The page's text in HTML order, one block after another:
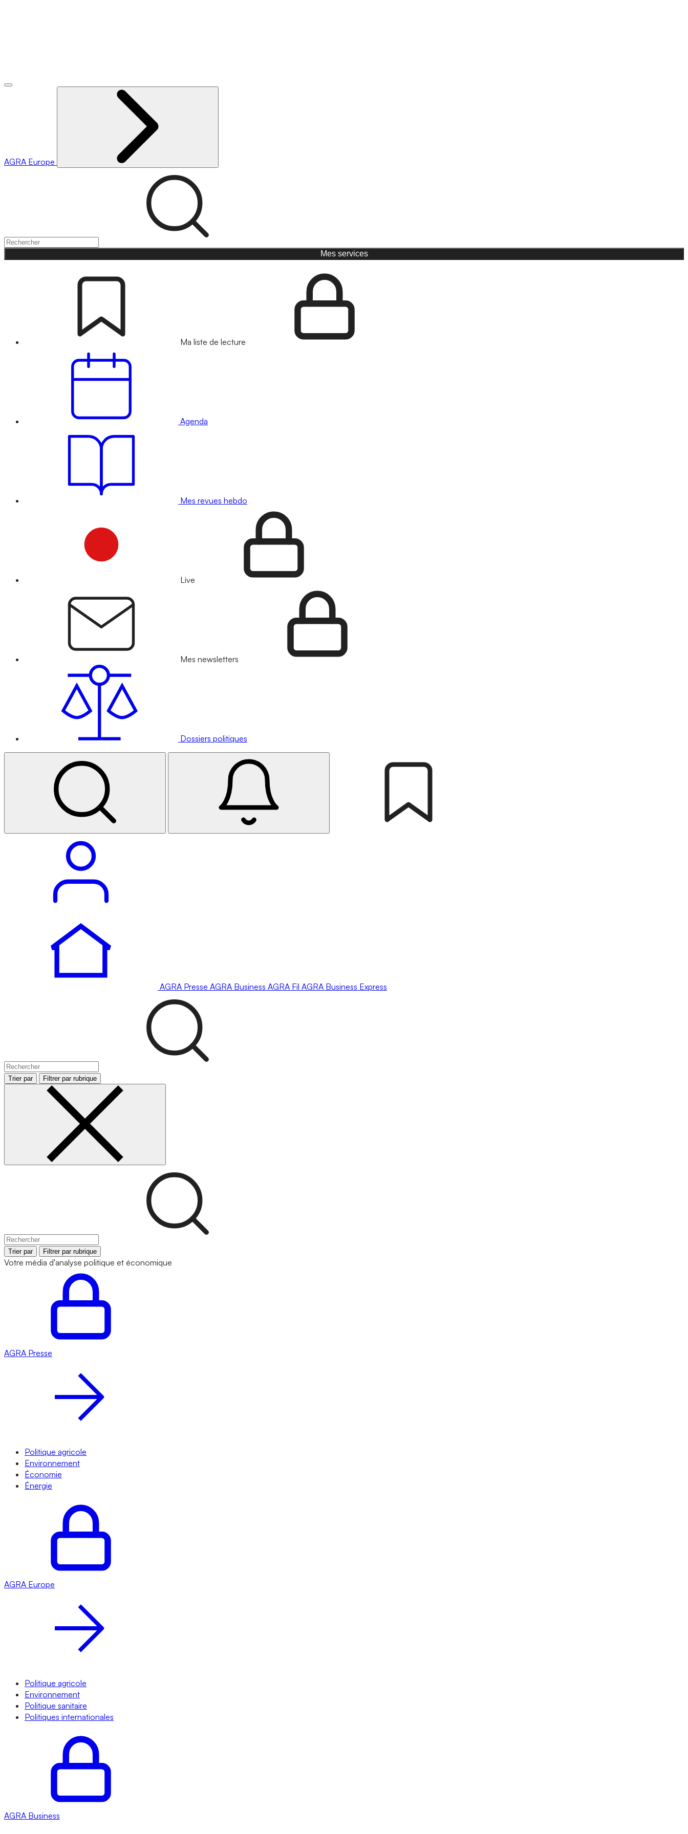
AGRA Europe
Mes services
Ma liste de lecture
Agenda
Mes revues hebdo
Live
Mes newsletters
Dossiers politiques
AGRA Presse AGRA Business AGRA Fil AGRA Business Express
Trier par Filtrer par rubrique
Trier par Filtrer par rubrique
Votre média d'analyse politique et économique
AGRA Presse
Politique agricole
Environnement
Économie
Énergie
AGRA Europe
Politique agricole
Environnement
Politique sanitaire
Politiques internationales
AGRA Business